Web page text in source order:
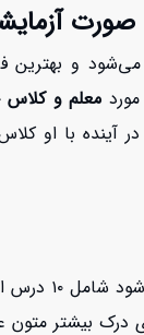
صورت
معلم و
آینده با او
قرار می‌دهد. هدف از
درک بیشتر